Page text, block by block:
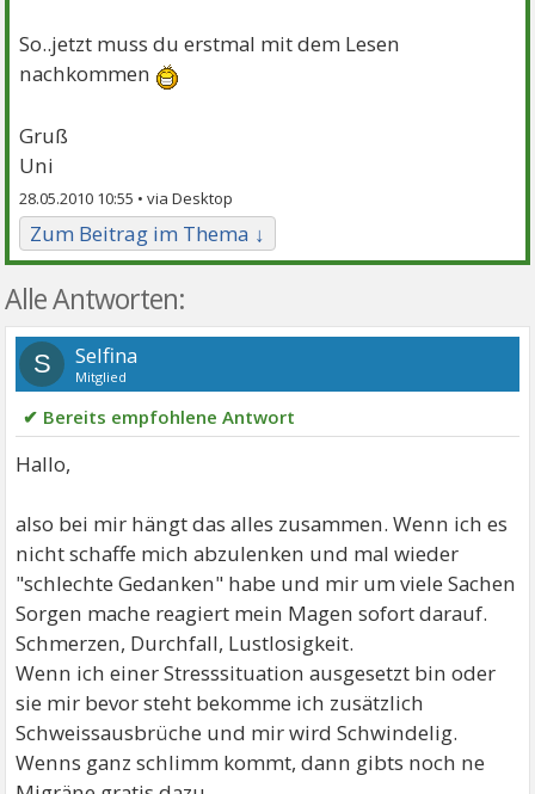
So..jetzt muss du erstmal mit dem Lesen
nachkommen
Gruß
Uni
28.05.2010 10:55 •
Zum Beitrag im Thema ↓
Alle Antworten:
S Selfina
Mitglied
✔ Bereits empfohlene Antwort
Hallo,
also bei mir hängt das alles zusammen. Wenn ich es
nicht schaffe mich abzulenken und mal wieder
"schlechte Gedanken" habe und mir um viele Sachen
Sorgen mache reagiert mein Magen sofort darauf.
Schmerzen, Durchfall, Lustlosigkeit.
Wenn ich einer Stresssituation ausgesetzt bin oder
sie mir bevor steht bekomme ich zusätzlich
Schweissausbrüche und mir wird Schwindelig.
Wenns ganz schlimm kommt, dann gibts noch ne